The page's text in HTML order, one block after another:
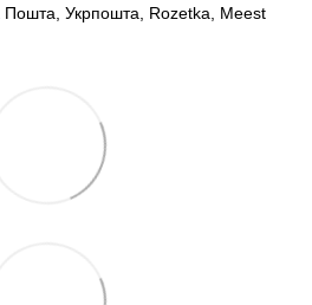
Пошта, Укрпошта, Rozetka, Meest